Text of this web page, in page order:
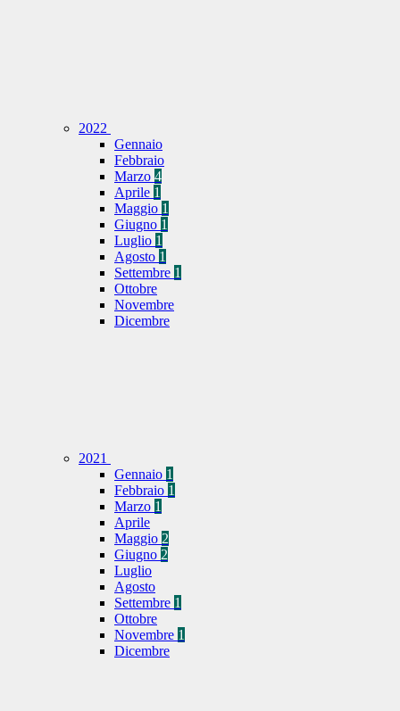
2022
Gennaio
Febbraio
Marzo 4
Aprile 1
Maggio 1
Giugno 1
Luglio 1
Agosto 1
Settembre 1
Ottobre
Novembre
Dicembre
2021
Gennaio 1
Febbraio 1
Marzo 1
Aprile
Maggio 2
Giugno 2
Luglio
Agosto
Settembre 1
Ottobre
Novembre 1
Dicembre